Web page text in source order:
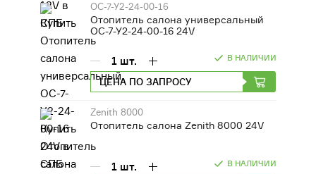
ОС-7-У2-24-00-16
Отопитель салона универсальный
ОС-7-У2-24-00-16 24V
В НАЛИЧИИ
1 шт.
ЦЕНА ПО ЗАПРОСУ
Zenith 8000
Отопитель салона Zenith 8000 24V
В НАЛИЧИИ
1 шт.